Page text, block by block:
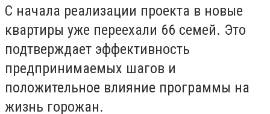
С начала реализации проекта в новые
квартиры уже переехали 66 семей. Это
подтверждает эффективность
предпринимаемых шагов и
положительное влияние программы на
жизнь горожан.